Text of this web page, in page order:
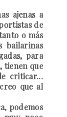
ajenas a
de
o más
bailarinas
para
tienen que
criticar...
que al
podemos